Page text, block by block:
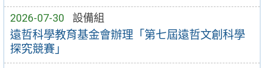
2026-07-30 設備組
遠哲科學教育基金會辦理「第七屆遠哲文創科學
探究競賽」